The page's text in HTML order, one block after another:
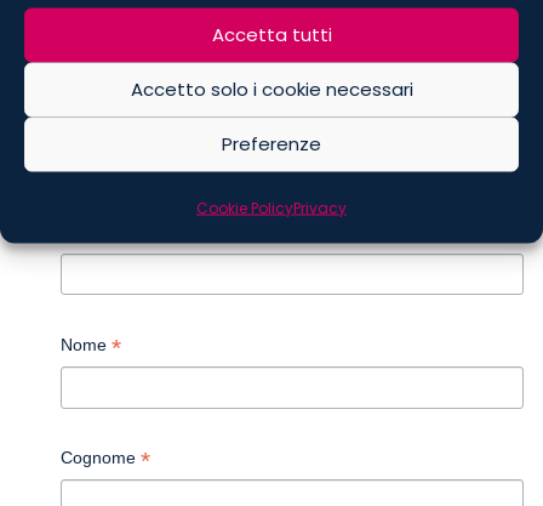
Accetta tutti
Accetto solo i cookie necessari
Preferenze
Cookie PolicyPrivacy
Digital
ISCRIVITI ALLA NEWSLETTER
Nome *
Cognome *